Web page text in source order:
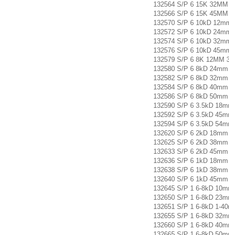
132564 S/P 6 15K
132566 S/P 6 15K
132570 S/P 6 10kD
132572 S/P 6 10kD
132574 S/P 6 10kD
132576 S/P 6 10kD
132579 S/P 6 8K 12MM
132580 S/P 6 8kD
132582 S/P 6 8kD
132584 S/P 6 8kD
132586 S/P 6 8kD
132590 S/P 6 3.5kD
132592 S/P 6 3.5kD
132594 S/P 6 3.5kD
132620 S/P 6 2kD
132625 S/P 6 2kD
132633 S/P 6 2kD
132636 S/P 6 1kD
132638 S/P 6 1kD
132640 S/P 6 1kD
132645 S/P 1 6-8kD
132650 S/P 1 6-8kD
132651 S/P 1 6-8kD 1-
132655 S/P 1 6-8kD
132660 S/P 1 6-8kD